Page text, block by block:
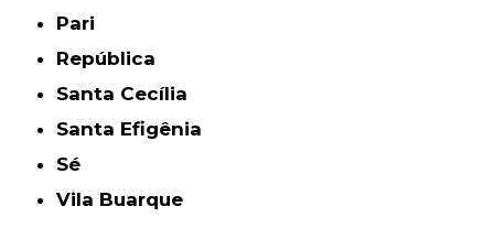
Pari
República
Santa Cecília
Santa Efigênia
Sé
Vila Buarque